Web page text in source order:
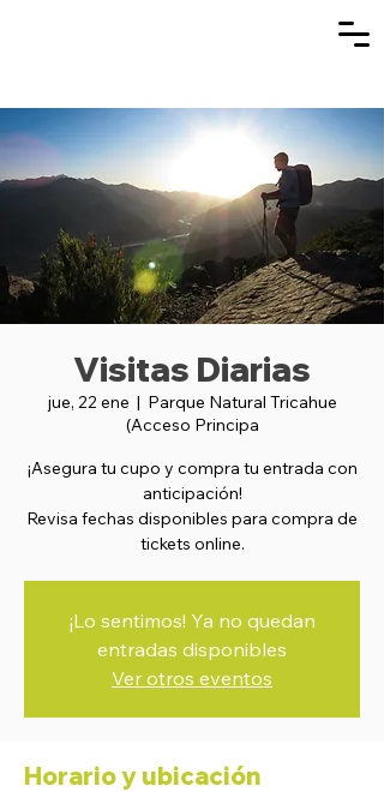
Visitas Diarias
jue, 22 ene
  |
Parque Natural Tricahue
(Acceso Principa
¡Asegura tu cupo y compra tu entrada con
anticipación!
Revisa fechas disponibles para compra de
tickets online.
¡Lo sentimos! Ya no quedan
entradas disponibles
Ver otros eventos
Horario y ubicación